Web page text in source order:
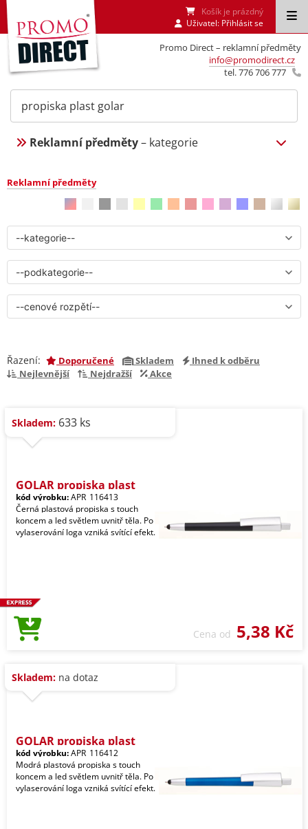
Promo Direct – reklamní předměty
info@promodirect.cz
tel. 776 706 777
Košík je prázdný
Uživatel: Přihlásit se
Reklamní předměty– kategorie
Reklamní předměty
Řazení: Doporučené Skladem
Ihned k odběru
Nejlevnější
Nejdražší Akce
Skladem: 633 ks
GOLAR propiska plast
kód výrobku:APR_116413
Černá plastová propiska s touch
koncem a led světlem uvnitř těla. Po
vylaserování loga vzniká svítící efekt.
Cena od 5,38 Kč
Skladem: na dotaz
GOLAR propiska plast
kód výrobku:APR_116412
Modrá plastová propiska s touch
koncem a led světlem uvnitř těla. Po
vylaserování loga vzniká svítící efekt.